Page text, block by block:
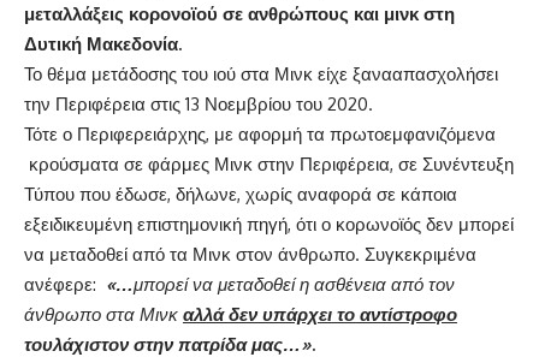
μεταλλάξεις κορονοϊού σε ανθρώπους και μινκ στη
Δυτική Μακεδονία.
Το θέμα μετάδοσης του ιού στα Μινκ είχε ξανααπασχολήσει
την Περιφέρεια στις 13 Νοεμβρίου του 2020.
Τότε ο Περιφερειάρχης, με αφορμή τα πρωτοεμφανιζόμενα
κρούσματα σε φάρμες Μινκ στην Περιφέρεια, σε Συνέντευξη
Τύπου που έδωσε, δήλωνε, χωρίς αναφορά σε κάποια
εξειδικευμένη επιστημονική πηγή, ότι ο κορωνοϊός δεν μπορεί
να μεταδοθεί από τα Μινκ στον άνθρωπο. Συγκεκριμένα
ανέφερε: «…μπορεί να μεταδοθεί η ασθένεια από τον
άνθρωπο στα Μινκ αλλά δεν υπάρχει το αντίστροφο
τουλάχιστον στην πατρίδα μας…».